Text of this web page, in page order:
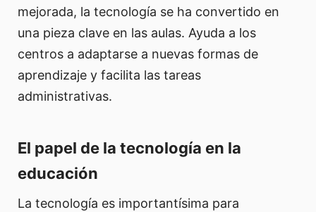
mejorada, la tecnología se ha convertido en
una pieza clave en las aulas. Ayuda a los
centros a adaptarse a nuevas formas de
aprendizaje y facilita las tareas
administrativas.
El papel de la tecnología en la
educación
La tecnología es importantísima para